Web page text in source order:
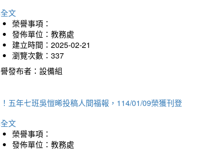
文
榮譽事項：
發佈單位：教務處
建立時間：2025-02-21
瀏覽次數：337
發布者：設備組
五年七班吳愷晞投稿人間福報，114/01/09榮獲刊登
文
榮譽事項：
發佈單位：教務處